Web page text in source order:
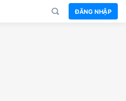
ĐĂNG NHẬP